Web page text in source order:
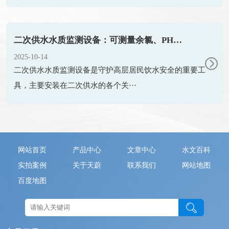
二次供水水质监测设备：可测量余氯、PH、水温、浊度、电导率
2025-10-14
二次供水水质监测设备是守护高层居民饮水安全的重要工
具，主要安装在二次供水的各个关···
网站首页 产品中心 文章中心
水文百科
实拍案例
关于天蔚 联系我们
网站地图
百度地图